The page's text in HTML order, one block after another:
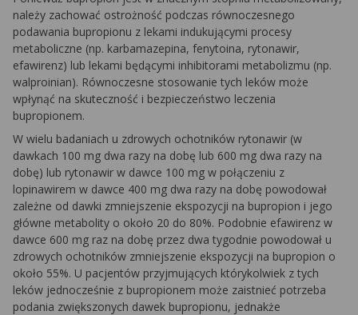
należy zachować ostrożność podczas równoczesnego
podawania bupropionu z lekami indukującymi procesy
metaboliczne (np. karbamazepina, fenytoina, rytonawir,
efawirenz) lub lekami będącymi inhibitorami metabolizmu (np.
walproinian). Równoczesne stosowanie tych leków może
wpłynąć na skuteczność i bezpieczeństwo leczenia
bupropionem.
W wielu badaniach u zdrowych ochotników rytonawir (w
dawkach 100 mg dwa razy na dobę lub 600 mg dwa razy na
dobę) lub rytonawir w dawce 100 mg w połączeniu z
lopinawirem w dawce 400 mg dwa razy na dobę powodował
zależne od dawki zmniejszenie ekspozycji na bupropion i jego
główne metabolity o około 20 do 80%. Podobnie efawirenz w
dawce 600 mg raz na dobę przez dwa tygodnie powodował u
zdrowych ochotników zmniejszenie ekspozycji na bupropion o
około 55%. U pacjentów przyjmujących którykolwiek z tych
leków jednocześnie z bupropionem może zaistnieć potrzeba
podania zwiększonych dawek bupropionu, jednakże